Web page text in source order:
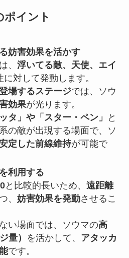
ポイント
妨害効果を活かす
、 浮いてる敵、天使、エイ
対して発動します。
場するステージでは、ソウ
効果が光ります。
タ」や「スター・ペン」
と
の敵が出現する場面で、ソ
定した前線維持が可能で
利用する
と比較的長いため、 遠距離
、 妨害効果を発動させるこ
い場面では、ソウマの高
量）
を活かして、 アタッカ
です。